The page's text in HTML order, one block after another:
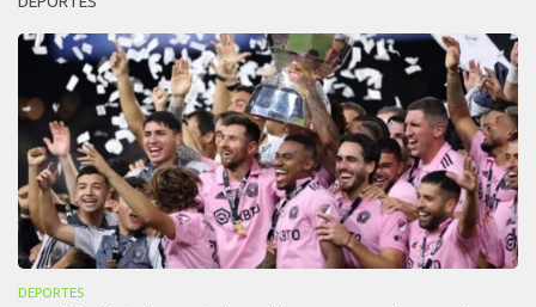
DEPORTES